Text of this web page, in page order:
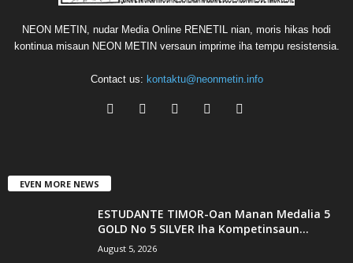
NEON METIN, nudar Media Online RENETIL nian, moris hikas hodi
kontinua misaun NEON METIN versaun imprime iha tempu resistensia.
Contact us: kontaktu@neonmetin.info
EVEN MORE NEWS
ESTUDANTE TIMOR-Oan Manan Medalia 5
GOLD No 5 SILVER Iha Kompetinsaun...
August 5, 2026